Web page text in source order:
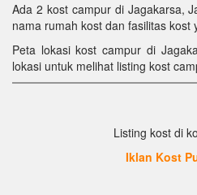
Ada 2 kost campur di Jagakarsa,
nama rumah kost dan fasilitas kost
Peta lokasi kost campur di
lokasi untuk melihat listing kost
Listing kost di
Iklan Kost